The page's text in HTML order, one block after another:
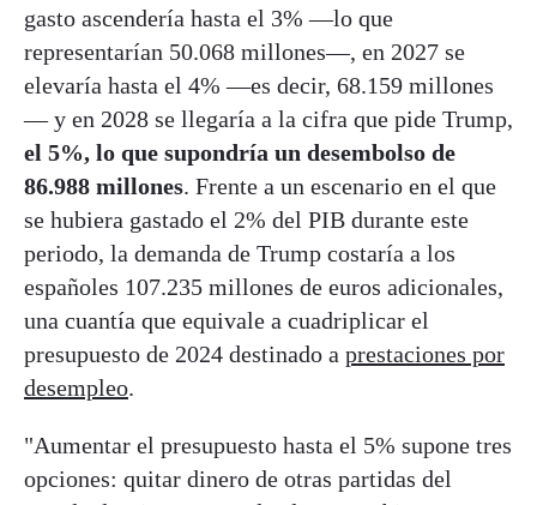
gasto ascendería hasta el 3% —lo que
representarían 50.068 millones—, en 2027 se
elevaría hasta el 4% —es decir, 68.159 millones
— y en 2028 se llegaría a la cifra que pide Trump,
el 5%, lo que supondría un desembolso de
86.988 millones. Frente a un escenario en el que
se hubiera gastado el 2% del PIB durante este
periodo, la demanda de Trump costaría a los
españoles 107.235 millones de euros adicionales,
una cuantía que equivale a cuadriplicar el
presupuesto de 2024 destinado a prestaciones por
desempleo.
"Aumentar el presupuesto hasta el 5% supone tres
opciones: quitar dinero de otras partidas del